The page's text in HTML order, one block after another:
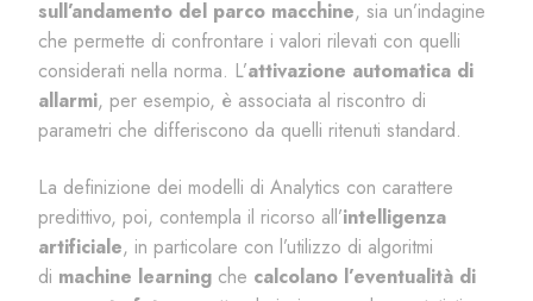
sull’andamento del parco macchine, sia un’indagine
che permette di confrontare i valori rilevati con quelli
considerati nella norma. L’attivazione automatica di
allarmi, per esempio, è associata al riscontro di
parametri che differiscono da quelli ritenuti standard.
La definizione dei modelli di Analytics con carattere
predittivo, poi, contempla il ricorso all’intelligenza
artificiale, in particolare con l’utilizzo di algoritmi
di machine learning che calcolano l’eventualità di